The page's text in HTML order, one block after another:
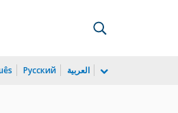
Русский العربية